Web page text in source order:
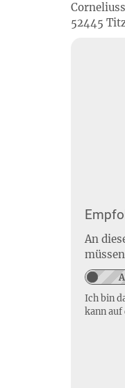
52445
An
Ich bin
kann auf